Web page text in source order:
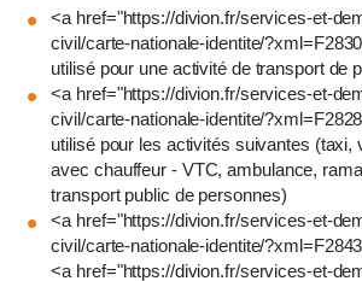
<a href="https://divion.fr/services-et-
civil/carte-nationale-identite/
utilisé pour une activité de transport de
<a href="https://divion.fr/services-et-
civil/carte-nationale-identite/
utilisé pour les activités suivantes (taxi,
avec chauffeur - VTC, ambulance,
transport public de personnes)
<a href="https://divion.fr/services-et-
civil/carte-nationale-identite/
<a href="https://divion.fr/services-et-